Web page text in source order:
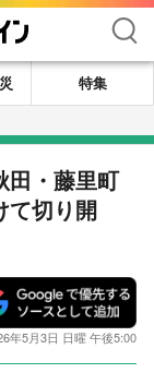
検索
特集
田・藤里町
切り開
年5月3日 日曜 午後5:00